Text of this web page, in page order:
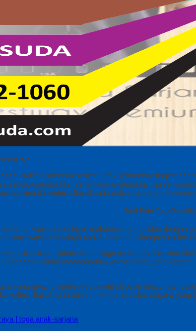
serta di amerika serikat Tidak seluruhnya tingkat
pascasarjana (s2) senantiasa melepaskan tassel
Sumatera Baratserta salah satunya jadi warna
Jual Baju Toga
warna tasselnya, mahasiswa yang lulus
hukum warna tasselnya Merah (karena di kampus itu
di topi toga , jubah wisuda juga mempunyai makna
toga wisuda menggunakan warna hitam yang kerap
yang gelap di jubah wisuda ialah filosofi keagungan
Baratserta bukan sekedar itu calon sarjana yang